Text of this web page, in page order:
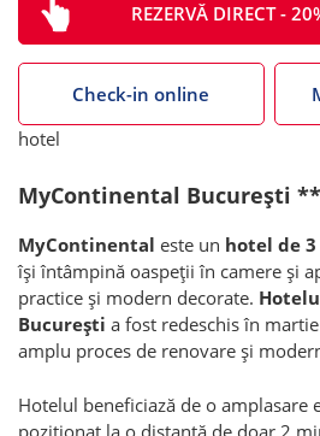
REZERVĂ DIRECT -
Check-in online
hotel
MyContinental București
MyContinental este un hotel de
își întâmpină oaspeții în camere și
practice și modern decorate.
București a fost redeschis în
amplu proces de renovare și
Hotelul beneficiază de o amplasare
poziționat la o distanță de doar 2